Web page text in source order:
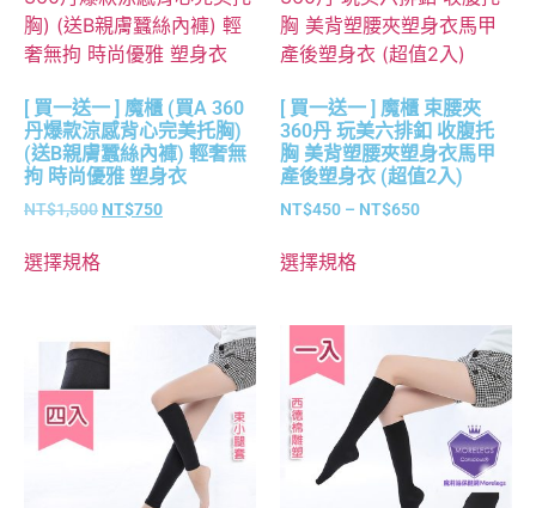
[ 買一送一 ] 魔櫃 (買A 360
丹爆款涼感背心完美托胸)
(送B親膚蠶絲內褲) 輕奢無
拘 時尚優雅 塑身衣
NT$1,500 NT$750
選擇規格
[ 買一送一 ] 魔櫃 束腰夾
360丹 玩美六排釦 收腹托
胸 美背塑腰夾塑身衣馬甲
產後塑身衣 (超值2入)
NT$450 – NT$650
選擇規格